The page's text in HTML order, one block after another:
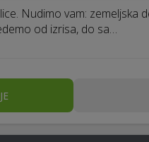
Nudimo vam: zemeljska
od izrisa, do sa…